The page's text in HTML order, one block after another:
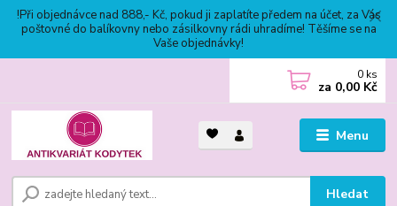
!Při objednávce nad 888,- Kč, pokud ji zaplatíte předem na účet, za Vás
poštovné do balíkovny nebo zásilkovny rádi uhradíme! Těšíme se na
Vaše objednávky!
Menu
Hledat
0 ks
za 0,00 Kč